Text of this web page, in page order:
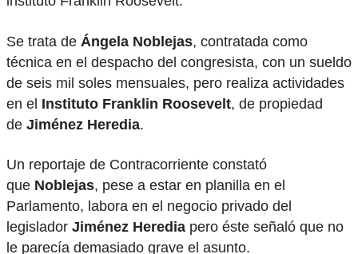
Se trata de Ángela Noblejas, contratada como
técnica en el despacho del congresista, con un sueldo
de seis mil soles mensuales, pero realiza actividades
en el Instituto Franklin Roosevelt, de propiedad
de Jiménez Heredia.
Un reportaje de Contracorriente constató
que Noblejas, pese a estar en planilla en el
Parlamento, labora en el negocio privado del
legislador Jiménez Heredia pero éste señaló que no
le parecía demasiado grave el asunto.